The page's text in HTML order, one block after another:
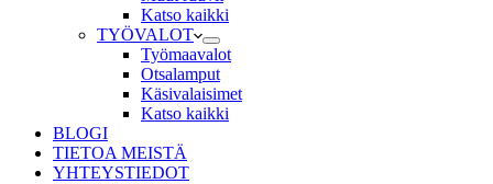
Katso kaikki
TYÖVALOT
Työmaavalot
Otsalamput
Käsivalaisimet
Katso kaikki
BLOGI
TIETOA MEISTÄ
YHTEYSTIEDOT